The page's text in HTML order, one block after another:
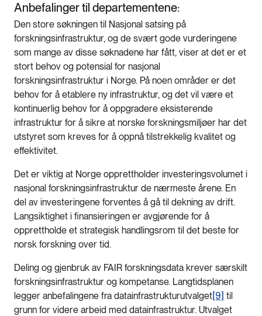
Anbefalinger til departementene:
Den store søkningen til Nasjonal satsing på
forskningsinfrastruktur, og de svært gode vurderingene
som mange av disse søknadene har fått, viser at det er et
stort behov og potensial for nasjonal
forskningsinfrastruktur i Norge. På noen områder er det
behov for å etablere ny infrastruktur, og det vil være et
kontinuerlig behov for å oppgradere eksisterende
infrastruktur for å sikre at norske forskningsmiljøer har det
utstyret som kreves for å oppnå tilstrekkelig kvalitet og
effektivitet.
Det er viktig at Norge opprettholder investeringsvolumet i
nasjonal forskningsinfrastruktur de nærmeste årene. En
del av investeringene forventes å gå til dekning av drift.
Langsiktighet i finansieringen er avgjørende for å
opprettholde et strategisk handlingsrom til det beste for
norsk forskning over tid.
Deling og gjenbruk av FAIR forskningsdata krever særskilt
forskningsinfrastruktur og kompetanse. Langtidsplanen
legger anbefalingene fra datainfrastrukturutvalget[9] til
grunn for videre arbeid med datainfrastruktur. Utvalget